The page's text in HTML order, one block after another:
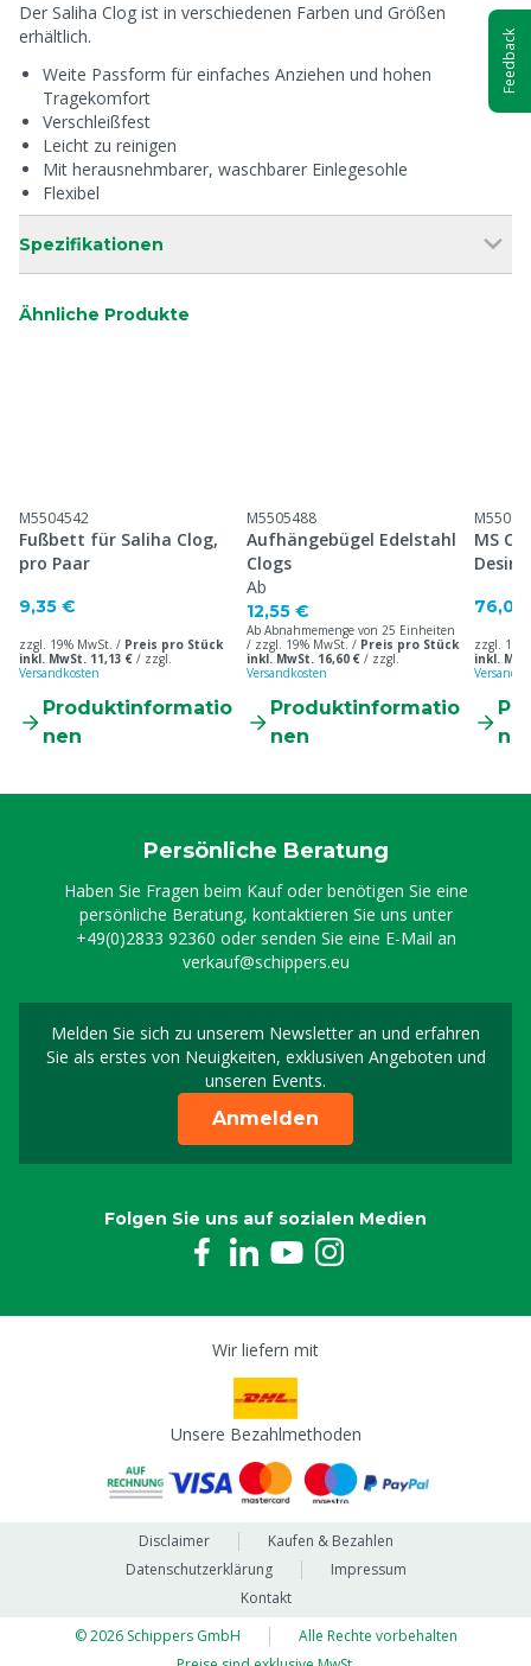
Der Saliha Clog ist in verschiedenen Farben und Größen
erhältlich.
Weite Passform für einfaches Anziehen und hohen
Tragekomfort
Verschleißfest
Leicht zu reinigen
Mit herausnehmbarer, waschbarer Einlegesohle
Flexibel
Spezifikationen
Ähnliche Produkte
M5504542
Fußbett für Saliha Clog,
pro Paar
9,35 €
zzgl. 19% MwSt. / Preis pro Stück
inkl. MwSt. 11,13 € / zzgl.
Versandkosten
Produktinformatio
nen
M5505488
Aufhängebügel Edelstahl
Clogs
Ab
12,55 €
Ab Abnahmemenge von 25 Einheiten
/ zzgl. 19% MwSt. / Preis pro Stück
inkl. MwSt. 16,60 € / zzgl.
Versandkosten
Produktinformatio
nen
MS
zzgl.
inkl.
Persönliche Beratung
Haben Sie Fragen beim Kauf oder benötigen Sie eine
persönliche Beratung, kontaktieren Sie uns unter
+49(0)2833 92360 oder senden Sie eine E-Mail an
verkauf@schippers.eu
Melden Sie sich zu unserem Newsletter an und erfahren
Sie als erstes von Neuigkeiten, exklusiven Angeboten und
unseren Events.
Melden Sie sich für
Anmelden
Folgen Sie uns auf sozialen Medien
Wir liefern mit
Unsere Bezahlmethoden
Disclaimer
Kaufen & Bezahlen
Datenschutzerklärung
Impressum
Kontakt
© 2026 Schippers GmbH
Alle Rechte vorbehalten
Feedback